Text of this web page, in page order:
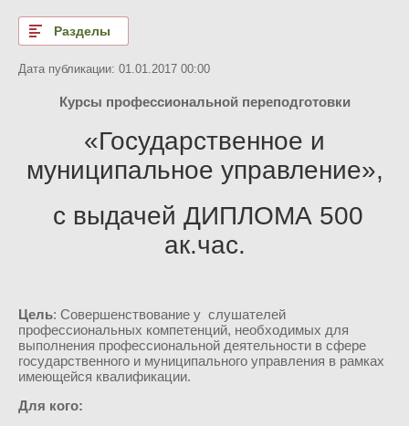
Разделы
Дата публикации: 01.01.2017 00:00
Курсы профессиональной переподготовки
«Государственное и
муниципальное управление»,
с выдачей ДИПЛОМА 500
ак.час.
Цель: Совершенствование у слушателей
профессиональных компетенций, необходимых для
выполнения профессиональной деятельности в сфере
государственного и муниципального управления в рамках
имеющейся квалификации.
Для кого: